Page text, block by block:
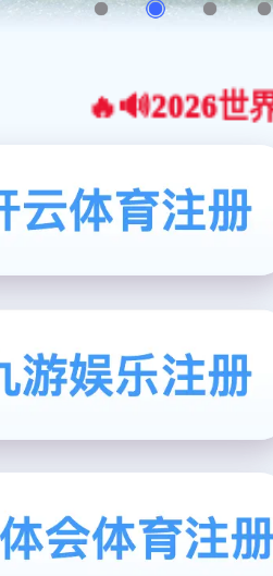
🔥🔊2026世界杯官